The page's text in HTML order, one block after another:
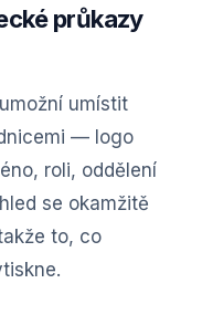
průkazy
umístit
— logo
roli, oddělení
se okamžitě
to, co